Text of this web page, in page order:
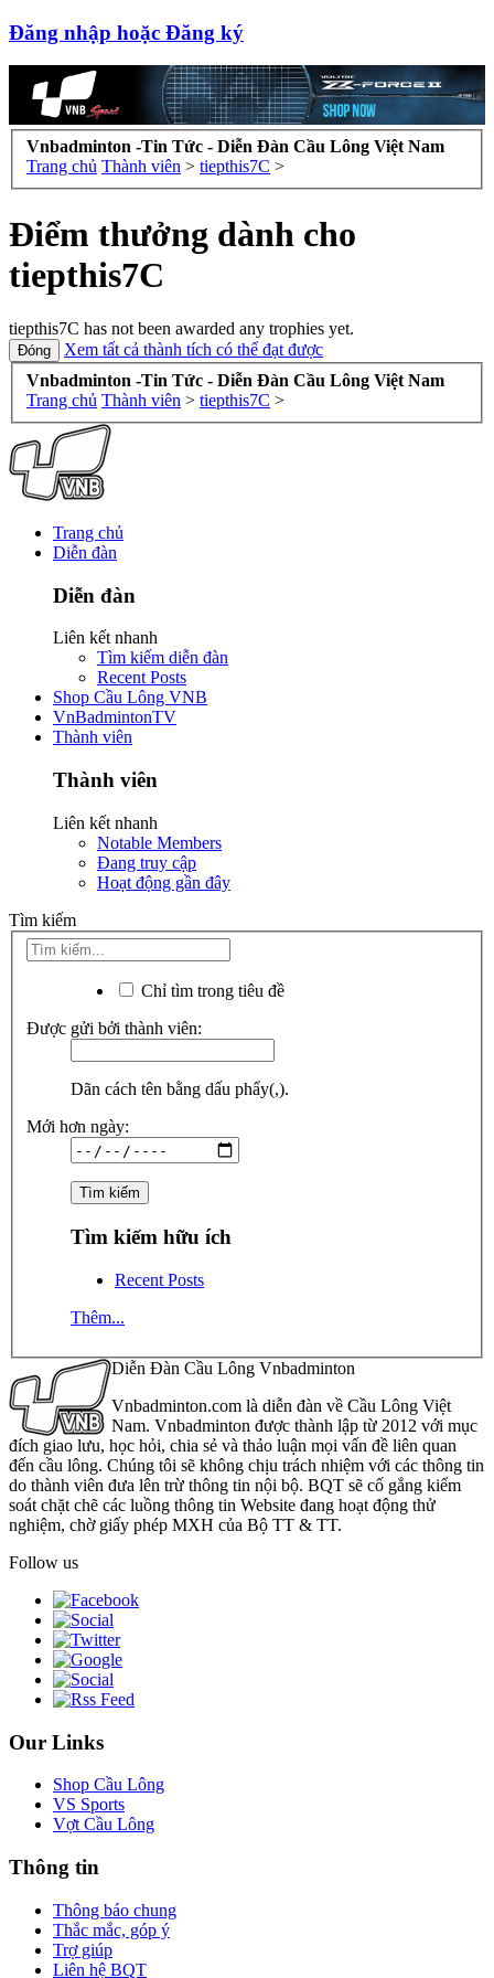
Đăng nhập hoặc Đăng ký
Vnbadminton -Tin Tức - Diễn Đàn Cầu Lông Việt Nam
Trang chủ Thành viên > tiepthis7C >
Điểm thưởng dành cho
tiepthis7C
tiepthis7C has not been awarded any trophies yet.
Xem tất cả thành tích có thể đạt được
Vnbadminton -Tin Tức - Diễn Đàn Cầu Lông Việt Nam
Trang chủ Thành viên > tiepthis7C >
Trang chủ
Diễn đàn
Diễn đàn
Liên kết nhanh
Tìm kiếm diễn đàn
Recent Posts
Shop Cầu Lông VNB
VnBadmintonTV
Thành viên
Thành viên
Liên kết nhanh
Notable Members
Đang truy cập
Hoạt động gần đây
Tìm kiếm
Chỉ tìm trong tiêu đề
Được gửi bởi thành viên:
Dãn cách tên bằng dấu phẩy(,).
Mới hơn ngày:
Tìm kiếm hữu ích
Recent Posts
Thêm...
Diễn Đàn Cầu Lông Vnbadminton
Vnbadminton.com là diễn đàn về Cầu Lông Việt
Nam. Vnbadminton được thành lập từ 2012 với mục
đích giao lưu, học hỏi, chia sẻ và thảo luận mọi vấn đề liên quan
đến cầu lông. Chúng tôi sẽ không chịu trách nhiệm với các thông tin
do thành viên đưa lên trừ thông tin nội bộ. BQT sẽ cố gắng kiểm
soát chặt chẽ các luồng thông tin Website đang hoạt động thử
nghiệm, chờ giấy phép MXH của Bộ TT & TT.
Follow us
Our Links
Shop Cầu Lông
VS Sports
Vợt Cầu Lông
Thông tin
Thông báo chung
Thắc mắc, góp ý
Trợ giúp
Liên hệ BQT